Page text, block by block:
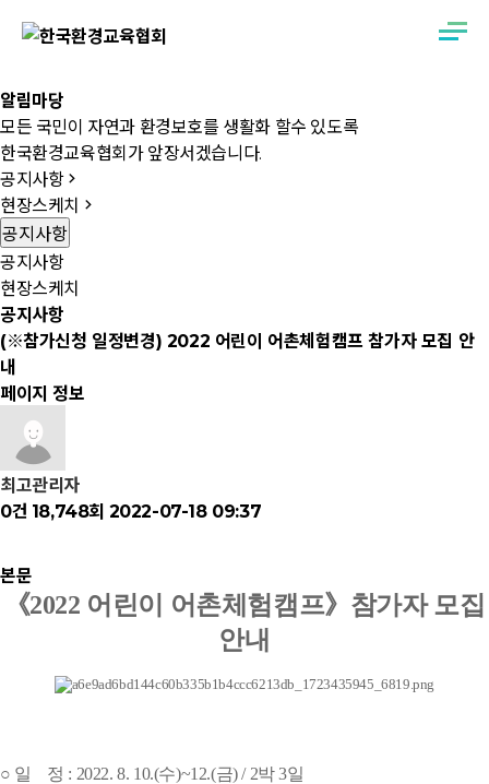
알림마당
모든 국민이 자연과 환경보호를 생활화 할수 있도록
한국환경교육협회가 앞장서겠습니다.
공지사항
현장스케치
공지사항
공지사항
현장스케치
공지사항
(※참가신청 일정변경) 2022 어린이 어촌체험캠프 참가자 모집 안
내
페이지 정보
최고관리자
0건 18,748회 2022-07-18 09:37
본문
《2022 어린이 어촌체험캠프》 참가자 모집
안내
○ 일 정 : 2022. 8. 10.(수)~12.(금) / 2박 3일